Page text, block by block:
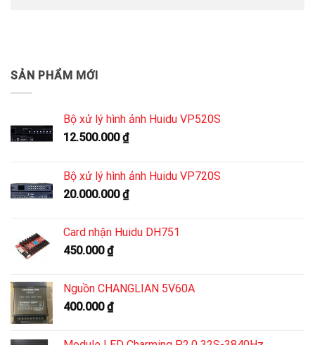
SẢN PHẨM MỚI
Bộ xử lý hình ảnh Huidu VP520S
12.500.000₫
Bộ xử lý hình ảnh Huidu VP720S
20.000.000₫
Card nhận Huidu DH751
450.000₫
Nguồn CHANGLIAN 5V60A
400.000₫